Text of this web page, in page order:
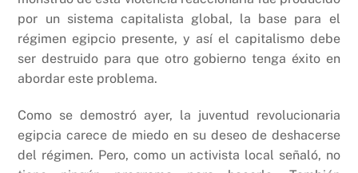
por un sistema capitalista global, la base para el
régimen egipcio presente, y así el capitalismo debe
ser destruido para que otro gobierno tenga éxito en
abordar este problema.
Como se demostró ayer, la juventud revolucionaria
egipcia carece de miedo en su deseo de deshacerse
del régimen. Pero, como un activista local señaló, no